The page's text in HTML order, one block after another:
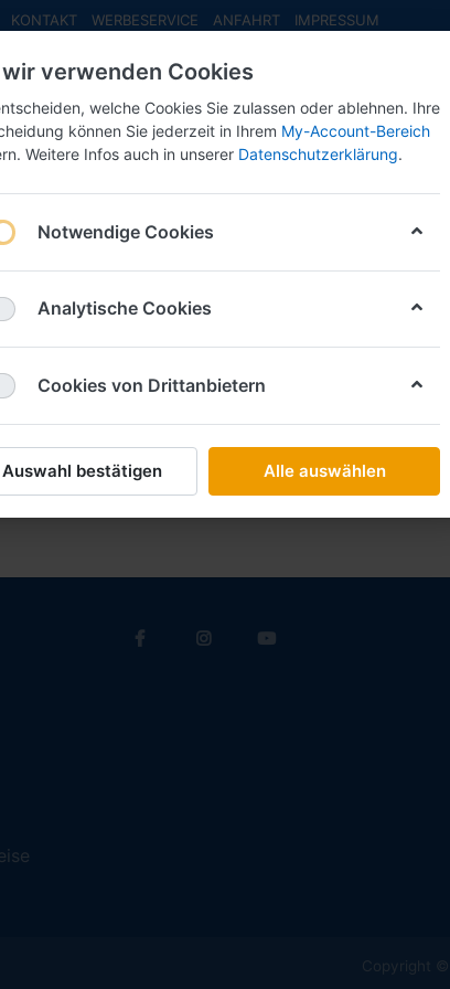
KONTAKT WERBESERVICE ANFAHRT IMPRESSUM
MAI NEU EINGETROFFEN NEUHEITEN
Copyright ©
verwenden Cookies
welche Cookies Sie zulassen oder ablehnen. Ihre
können Sie jederzeit in Ihrem My-Account-Bereich
Weitere Infos auch in unserer Datenschutzerklärung.
Notwendige Cookies
Analytische Cookies
Cookies von Drittanbietern
Auswahl bestätigen Alle auswählen